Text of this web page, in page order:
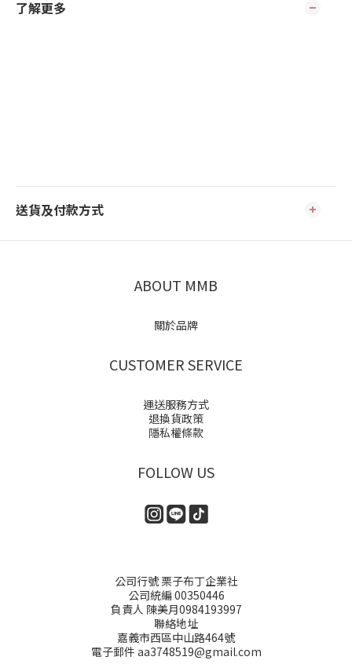
了解更多
送貨及付款方式
ABOUT MMB
關於品牌
CUSTOMER SERVICE
運送服務方式
退換貨政策
隱私權條款
FOLLOW US
公司行號 栗子布丁企業社
公司統編 00350446
負責人 陳美月0984193997
聯絡地址
嘉義市西區中山路464號
電子郵件 aa3748519@gmail.com